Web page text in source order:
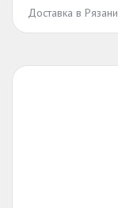
Доставка в Рязани